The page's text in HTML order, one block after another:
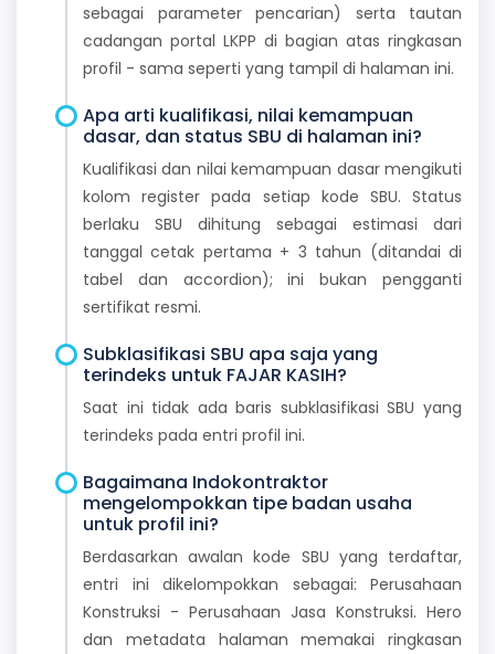
sebagai parameter pencarian) serta tautan
cadangan portal LKPP di bagian atas ringkasan
profil - sama seperti yang tampil di halaman ini.
Apa arti kualifikasi, nilai kemampuan
dasar, dan status SBU di halaman ini?
Kualifikasi dan nilai kemampuan dasar mengikuti
kolom register pada setiap kode SBU. Status
berlaku SBU dihitung sebagai estimasi dari
tanggal cetak pertama + 3 tahun (ditandai di
tabel dan accordion); ini bukan pengganti
sertifikat resmi.
Subklasifikasi SBU apa saja yang
terindeks untuk FAJAR KASIH?
Saat ini tidak ada baris subklasifikasi SBU yang
terindeks pada entri profil ini.
Bagaimana Indokontraktor
mengelompokkan tipe badan usaha
untuk profil ini?
Berdasarkan awalan kode SBU yang terdaftar,
entri ini dikelompokkan sebagai: Perusahaan
Konstruksi - Perusahaan Jasa Konstruksi. Hero
dan metadata halaman memakai ringkasan